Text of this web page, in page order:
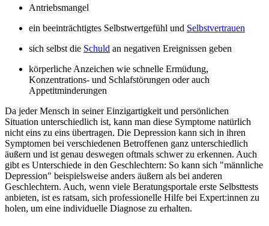
Antriebsmangel
ein beeinträchtigtes Selbstwertgefühl und Selbstvertrauen
sich selbst die Schuld an negativen Ereignissen geben
körperliche Anzeichen wie schnelle Ermüdung,
Konzentrations- und Schlafstörungen oder auch
Appetitminderungen
Da jeder Mensch in seiner Einzigartigkeit und persönlichen
Situation unterschiedlich ist, kann man diese Symptome natürlich
nicht eins zu eins übertragen. Die Depression kann sich in ihren
Symptomen bei verschiedenen Betroffenen ganz unterschiedlich
äußern und ist genau deswegen oftmals schwer zu erkennen. Auch
gibt es Unterschiede in den Geschlechtern: So kann sich "männliche
Depression" beispielsweise anders äußern als bei anderen
Geschlechtern. Auch, wenn viele Beratungsportale erste Selbsttests
anbieten, ist es ratsam, sich professionelle Hilfe bei Expert:innen zu
holen, um eine individuelle Diagnose zu erhalten.